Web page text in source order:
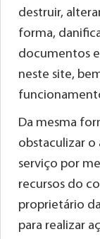
destruir,
forma,
documentos
neste site,
Da mesma
obstaculizar o
serviço por
recursos do
proprietário
para realizar